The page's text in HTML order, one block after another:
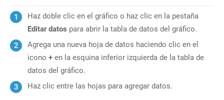
Haz doble clic en el gráfico o haz clic en la pestaña
Editar datos para abrir la tabla de datos del gráfico.
Agrega una nueva hoja de datos haciendo clic en el
icono + en la esquina inferior izquierda de la tabla de
datos del gráfico.
Haz clic entre las hojas para agregar datos.